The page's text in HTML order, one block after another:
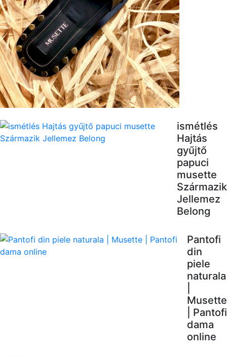
ismétlés
Hajtás
gyűjtő
papuci
musette
Származik
Jellemez
Belong
Pantofi
din
piele
naturala
Musette
| Pantofi
dama
online